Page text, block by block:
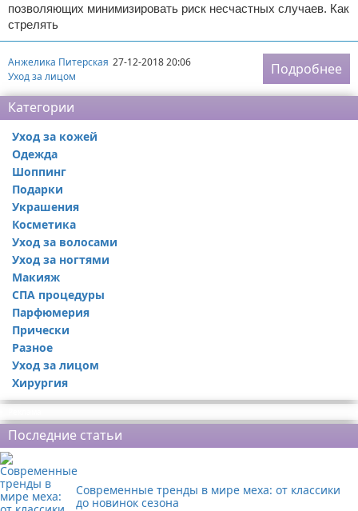
позволяющих минимизировать риск несчастных случаев. Как
стрелять
Анжелика Питерская 27-12-2018 20:06
Уход за лицом
Подробнее
Категории
Уход за кожей
Одежда
Шоппинг
Подарки
Украшения
Косметика
Уход за волосами
Уход за ногтями
Макияж
СПА процедуры
Парфюмерия
Прически
Разное
Уход за лицом
Хирургия
Последние статьи
Современные тренды в мире меха: от классики
до новинок сезона